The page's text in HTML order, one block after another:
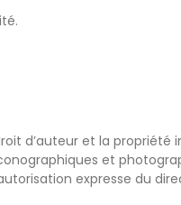
d’auteur et la
et
expresse du